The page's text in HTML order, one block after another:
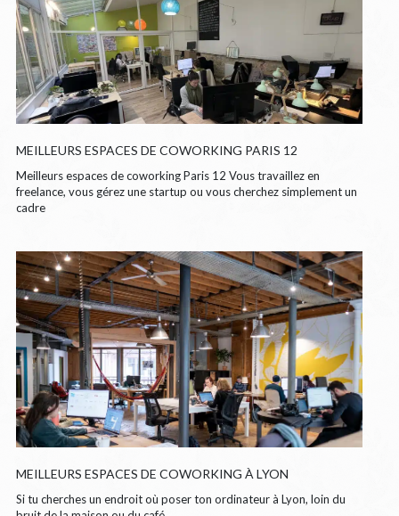
MEILLEURS ESPACES DE COWORKING PARIS 12
Meilleurs espaces de coworking Paris 12 Vous travaillez en
freelance, vous gérez une startup ou vous cherchez simplement un
cadre
MEILLEURS ESPACES DE COWORKING À LYON
Si tu cherches un endroit où poser ton ordinateur à Lyon, loin du